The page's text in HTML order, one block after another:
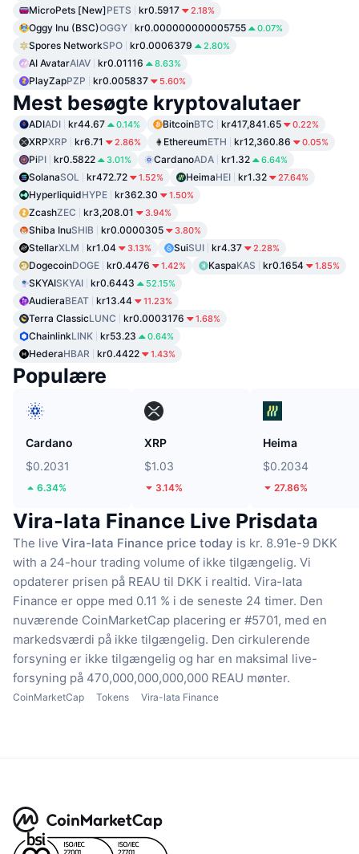
MicroPets [New]PETS kr0.5917 2.18%
Oggy Inu (BSC)OGGY kr0.000000000005755 0.07%
Spores NetworkSPO kr0.0006379 2.80%
AI AvatarAIAV kr0.01116 8.63%
PlayZapPZP kr0.005837 5.60%
Mest besøgte kryptovalutaer
ADIADI kr44.67 0.14% BitcoinBTC kr417,841.65 0.22%
XRPXRP kr6.71 2.86% EthereumETH kr12,360.86 0.05%
PiPI kr0.5822 3.01% CardanoADA kr1.32 6.64%
SolanaSOL kr472.72 1.52% HeimaHEI kr1.32 27.64%
HyperliquidHYPE kr362.30 1.50%
ZcashZEC kr3,208.01 3.94%
Shiba InuSHIB kr0.0000305 3.80%
StellarXLM kr1.04 3.13% SuiSUI kr4.37 2.28%
DogecoinDOGE kr0.4476 1.42% KaspaKAS kr0.1654 1.85%
SKYAISKYAI kr0.6443 52.15%
AudieraBEAT kr13.44 11.23%
Terra ClassicLUNC kr0.0003176 1.68%
ChainlinkLINK kr53.23 0.64%
HederaHBAR kr0.4422 1.43%
Populære
Cardano
$0.2031
6.34%
XRP
$1.03
3.14%
Heima
$0.2034
27.86%
Vira-lata Finance Live Prisdata
The live Vira-lata Finance price today is kr. 8.91e-9 DKK
with a 24-hour trading volume of ikke tilgængelig. Vi
opdaterer prisen på REAU til DKK i realtid. Vira-lata
Finance er oppe med 0.11 % i de seneste 24 timer. Den
nuværende CoinMarketCap placering er #5701, med en
markedsværdi på ikke tilgængelig. Den cirkulerende
forsyning er ikke tilgængelig og har en maksimal live-
forsyning på 470,000,000,000,000 REAU mønter.
CoinMarketCap Tokens Vira-lata Finance